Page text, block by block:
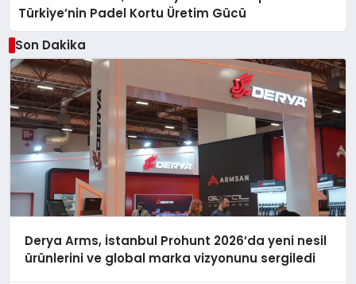
Türkiye’nin Padel Kortu Üretim Gücü
Son Dakika
Derya Arms, İstanbul Prohunt 2026’da yeni nesil
ürünlerini ve global marka vizyonunu sergiledi